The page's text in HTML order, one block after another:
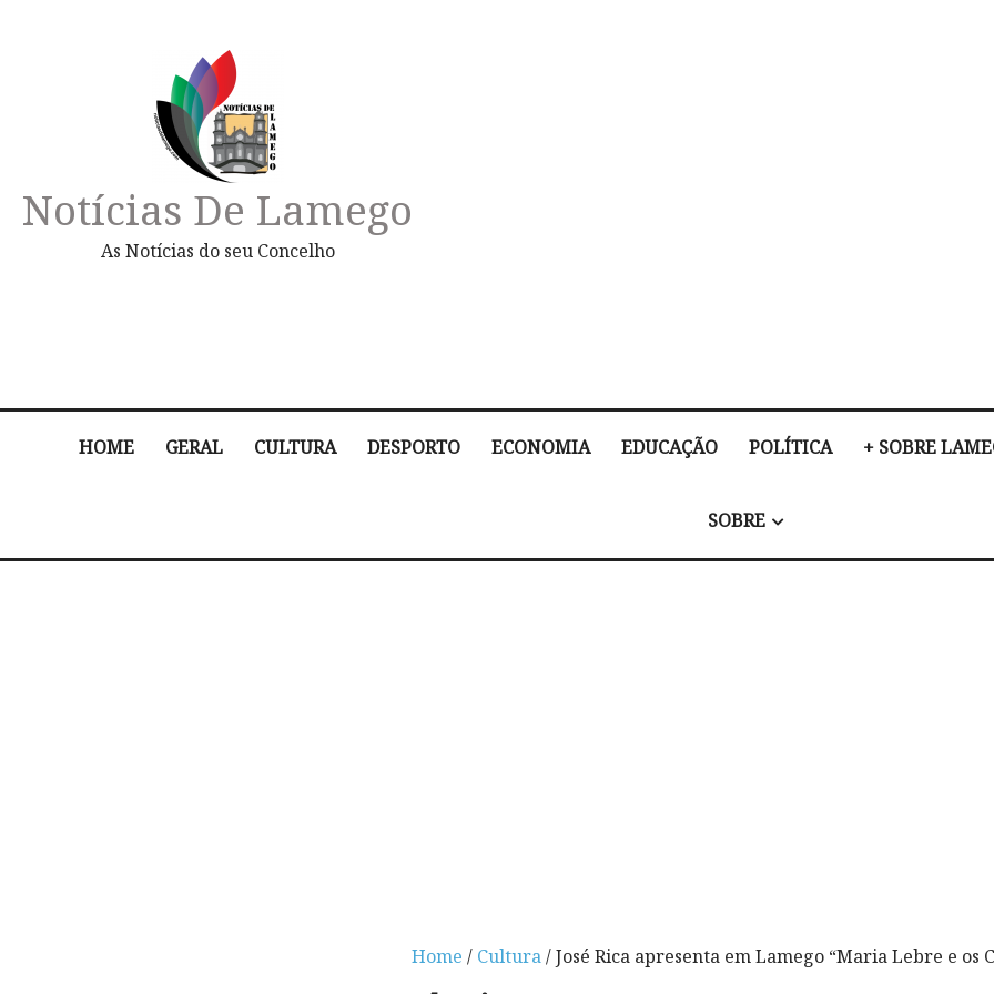
Notícias De Lamego
As Notícias do seu Concelho
HOME GERAL CULTURA DESPORTO ECONOMIA EDUCAÇÃO POLÍTICA + SOBRE
SOBRE
Home / Cultura/ José Rica apresenta em Lamego “Maria Lebre e os